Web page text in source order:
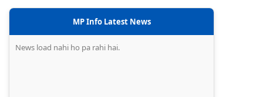
MP Info Latest News
News load nahi ho pa rahi hai.